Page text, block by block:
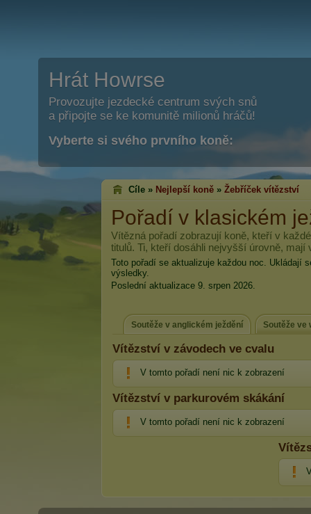
Hrát Howrse
Provozujte jezdecké centrum svých snů
a připojte se ke komunitě milionů hráčů!
Vyberte si svého prvního koně:
Cíle » Nejlepší koně » Žebříček vítězství
Pořadí v klasickém
Vítězná pořadí zobrazují koně, kteří v
titulů. Ti, kteří dosáhli nejvyšší úrovně, mají
Toto pořadí se aktualizuje každou noc. Ukládají
výsledky.
Poslední aktualizace 9. srpen 2026.
Soutěže v anglickém ježdění Soutěže ve
Vítězství v závodech ve cvalu
V tomto pořadí není nic k zobrazení
Vítězství v parkurovém skákání
V tomto pořadí není nic k zobrazení